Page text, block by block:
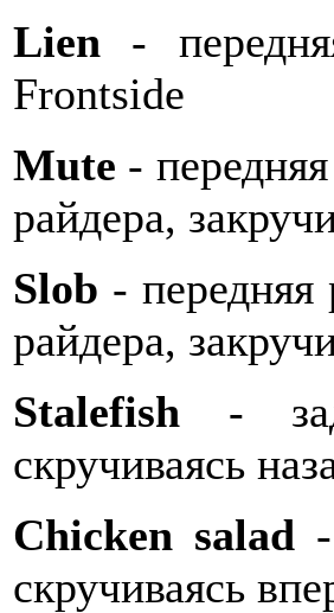
Lien -
Frontside
Mute -
райдера,
Slob - передняя
райдера,
Stalefish -
скручиваясь
Chicken salad-
скручиваясь